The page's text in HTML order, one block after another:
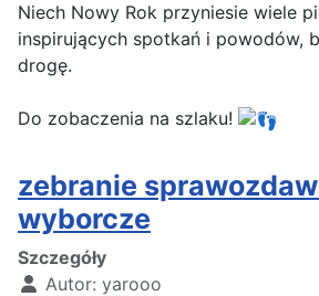
Niech Nowy Rok przyniesie wiele
inspirujących spotkań i powodów,
drogę.
Do zobaczenia na szlaku!
zebranie
wyborcze
Szczegóły
Autor: yarooo